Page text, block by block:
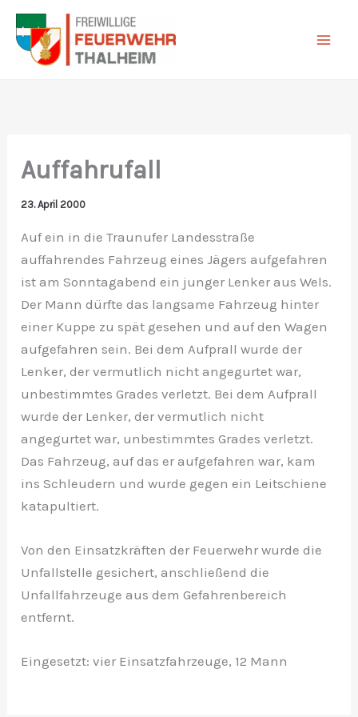
Zum
Inhalt
springen
Auffahrufall
23. April 2000
Auf ein in die Traunufer Landesstraße
auffahrendes Fahrzeug eines Jägers aufgefahren
ist am Sonntagabend ein junger Lenker aus Wels.
Der Mann dürfte das langsame Fahrzeug hinter
einer Kuppe zu spät gesehen und auf den Wagen
aufgefahren sein. Bei dem Aufprall wurde der
Lenker, der vermutlich nicht angegurtet war,
unbestimmtes Grades verletzt. Bei dem Aufprall
wurde der Lenker, der vermutlich nicht
angegurtet war, unbestimmtes Grades verletzt.
Das Fahrzeug, auf das er aufgefahren war, kam
ins Schleudern und wurde gegen ein Leitschiene
katapultiert.
Von den Einsatzkräften der Feuerwehr wurde die
Unfallstelle gesichert, anschließend die
Unfallfahrzeuge aus dem Gefahrenbereich
entfernt.
Eingesetzt: vier Einsatzfahrzeuge, 12 Mann